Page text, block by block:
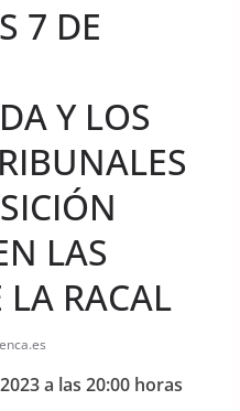
7 DE
Y LOS
LAS
LA RACAL
a las 20:00 horas